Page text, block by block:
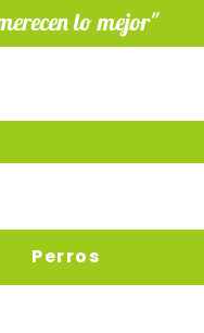
lo mejor"
Perros